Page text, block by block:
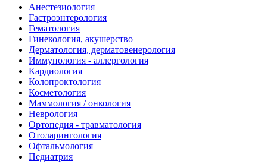
Анестезиология
Гастроэнтерология
Гематология
Гинекология, акушерство
Дерматология, дерматовенерология
Иммунология - аллергология
Кардиология
Колопроктология
Косметология
Маммология / онкология
Неврология
Ортопедия - травматология
Отоларингология
Офтальмология
Педиатрия